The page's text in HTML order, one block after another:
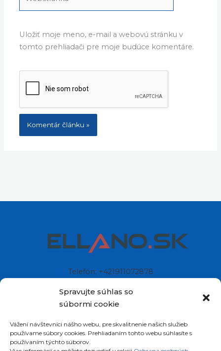
Spravujte súhlas so
súbormi cookie
Vážení návštevníci nášho webu, pre skvalitnenie našich služieb
používame súbory cookies. Prehliadaním tohto webu súhlasíte s
používaním týchto súborov.
Uložiť moje meno, e-mail a webovú stránku v
tomto prehliadači pre moje budúce komentáre.
Telefón: +421911072878
Sídlo: Štiavnička 211/49